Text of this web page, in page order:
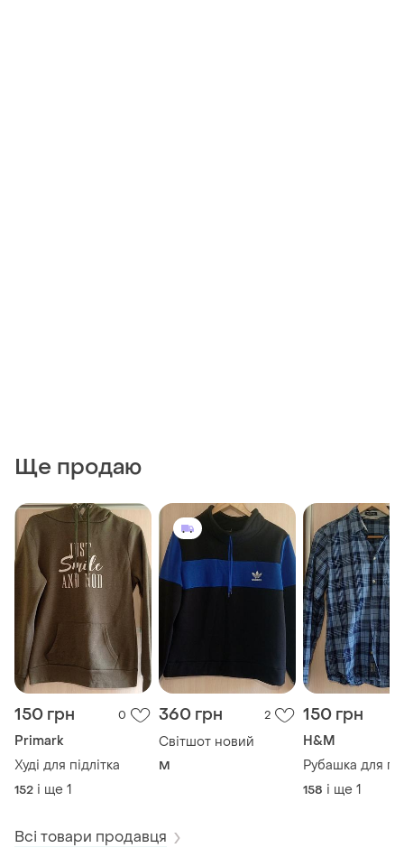
Ще продаю
150 грн 0
Primark
Худі для підлітка
152 і ще 1
360 грн 2
Світшот новий
M
150 грн
H&M
Рубашка для
158 і ще 1
Всі товари продавця